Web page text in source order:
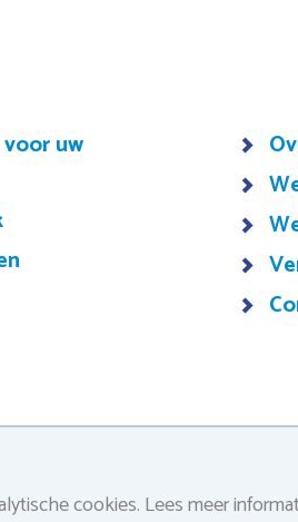
uw
cookies. Lees meer